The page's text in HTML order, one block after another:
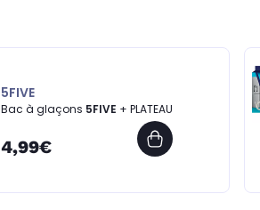
5FIVE
Bac à glaçons 5FIVE + PLATEAU
4,99€